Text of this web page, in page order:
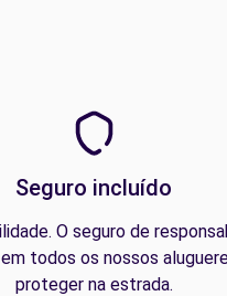
Seguro incluído
O seguro de
todos os nossos
proteger na estrada.